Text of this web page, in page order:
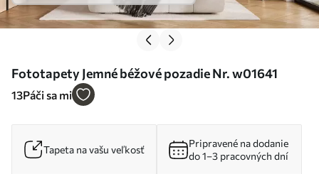
Fototapety Jemné béžové pozadie Nr. w01641
13Páči sa mi
Tapeta na vašu veľkosť
Pripravené na dodanie
do 1–3 pracovných dní